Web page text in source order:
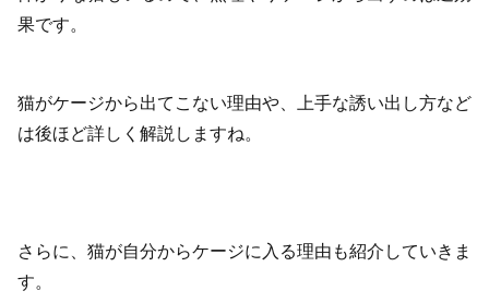
果です。
猫がケージから出てこない理由や、上手な誘い出し方など
は後ほど詳しく解説しますね。
さらに、猫が自分からケージに入る理由も紹介していきま
す。